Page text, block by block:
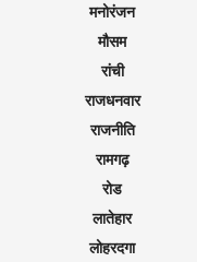
मनोरंजन
मौसम
रांची
राजधनवार
राजनीति
रामगढ़
रोड
लातेहार
लोहरदगा